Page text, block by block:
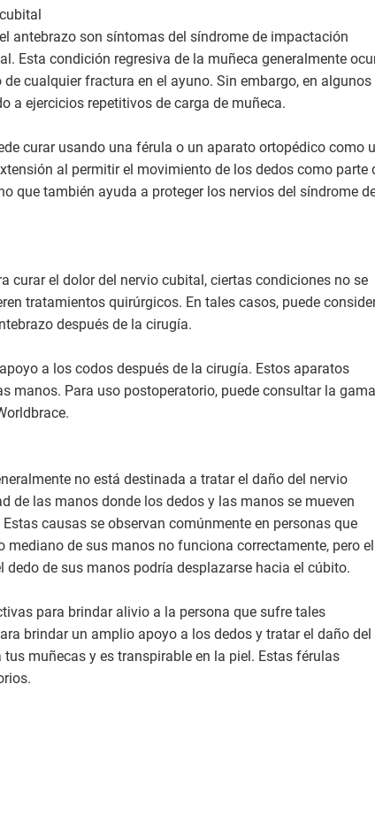
antebrazo son síntomas del síndrome de impactación
Esta condición regresiva de la muñeca generalmente
cualquier fractura en el ayuno. Sin embargo, en algunos
a ejercicios repetitivos de carga de muñeca.
curar usando una férula o un aparato ortopédico como
al permitir el movimiento de los dedos como parte
que también ayuda a proteger los nervios del síndrome
curar el dolor del nervio cubital, ciertas condiciones no se
tratamientos quirúrgicos. En tales casos, puede
después de la cirugía.
a los codos después de la cirugía. Estos aparatos
manos. Para uso postoperatorio, puede consultar la gama
no está destinada a tratar el daño del nervio
de las manos donde los dedos y las manos se mueven
causas se observan comúnmente en personas que
de sus manos no funciona correctamente, pero el
de sus manos podría desplazarse hacia el cúbito.
para brindar alivio a la persona que sufre tales
brindar un amplio apoyo a los dedos y tratar el daño del
muñecas y es transpirable en la piel. Estas férulas